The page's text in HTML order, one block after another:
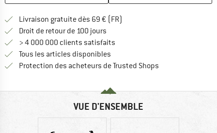
Livraison gratuite dès 69 € (FR)
Droit de retour de 100 jours
> 4 000 000 clients satisfaits
Tous les articles disponibles
Protection des acheteurs de Trusted Shops
VUE D'ENSEMBLE